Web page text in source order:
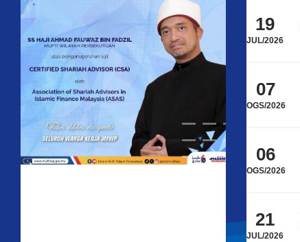
19
JUL/2026
07
OGS/2026
06
OGS/2026
21
JUL/2026